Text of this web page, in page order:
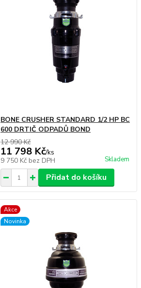
BONE CRUSHER STANDARD 1/2 HP BC
600 DRTIČ ODPADŮ BOND
12 990 Kč
11 798 Kč/ks
9 750 Kč bez DPH Skladem
Přidat do košíku
Akce
Novinka